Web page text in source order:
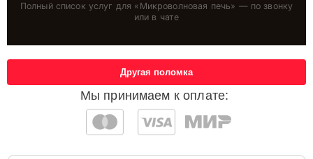
Полный список услуг для « Микроволновая печь» — по звонку
или в чате
Мы принимаем к оплате:
Другая поломка